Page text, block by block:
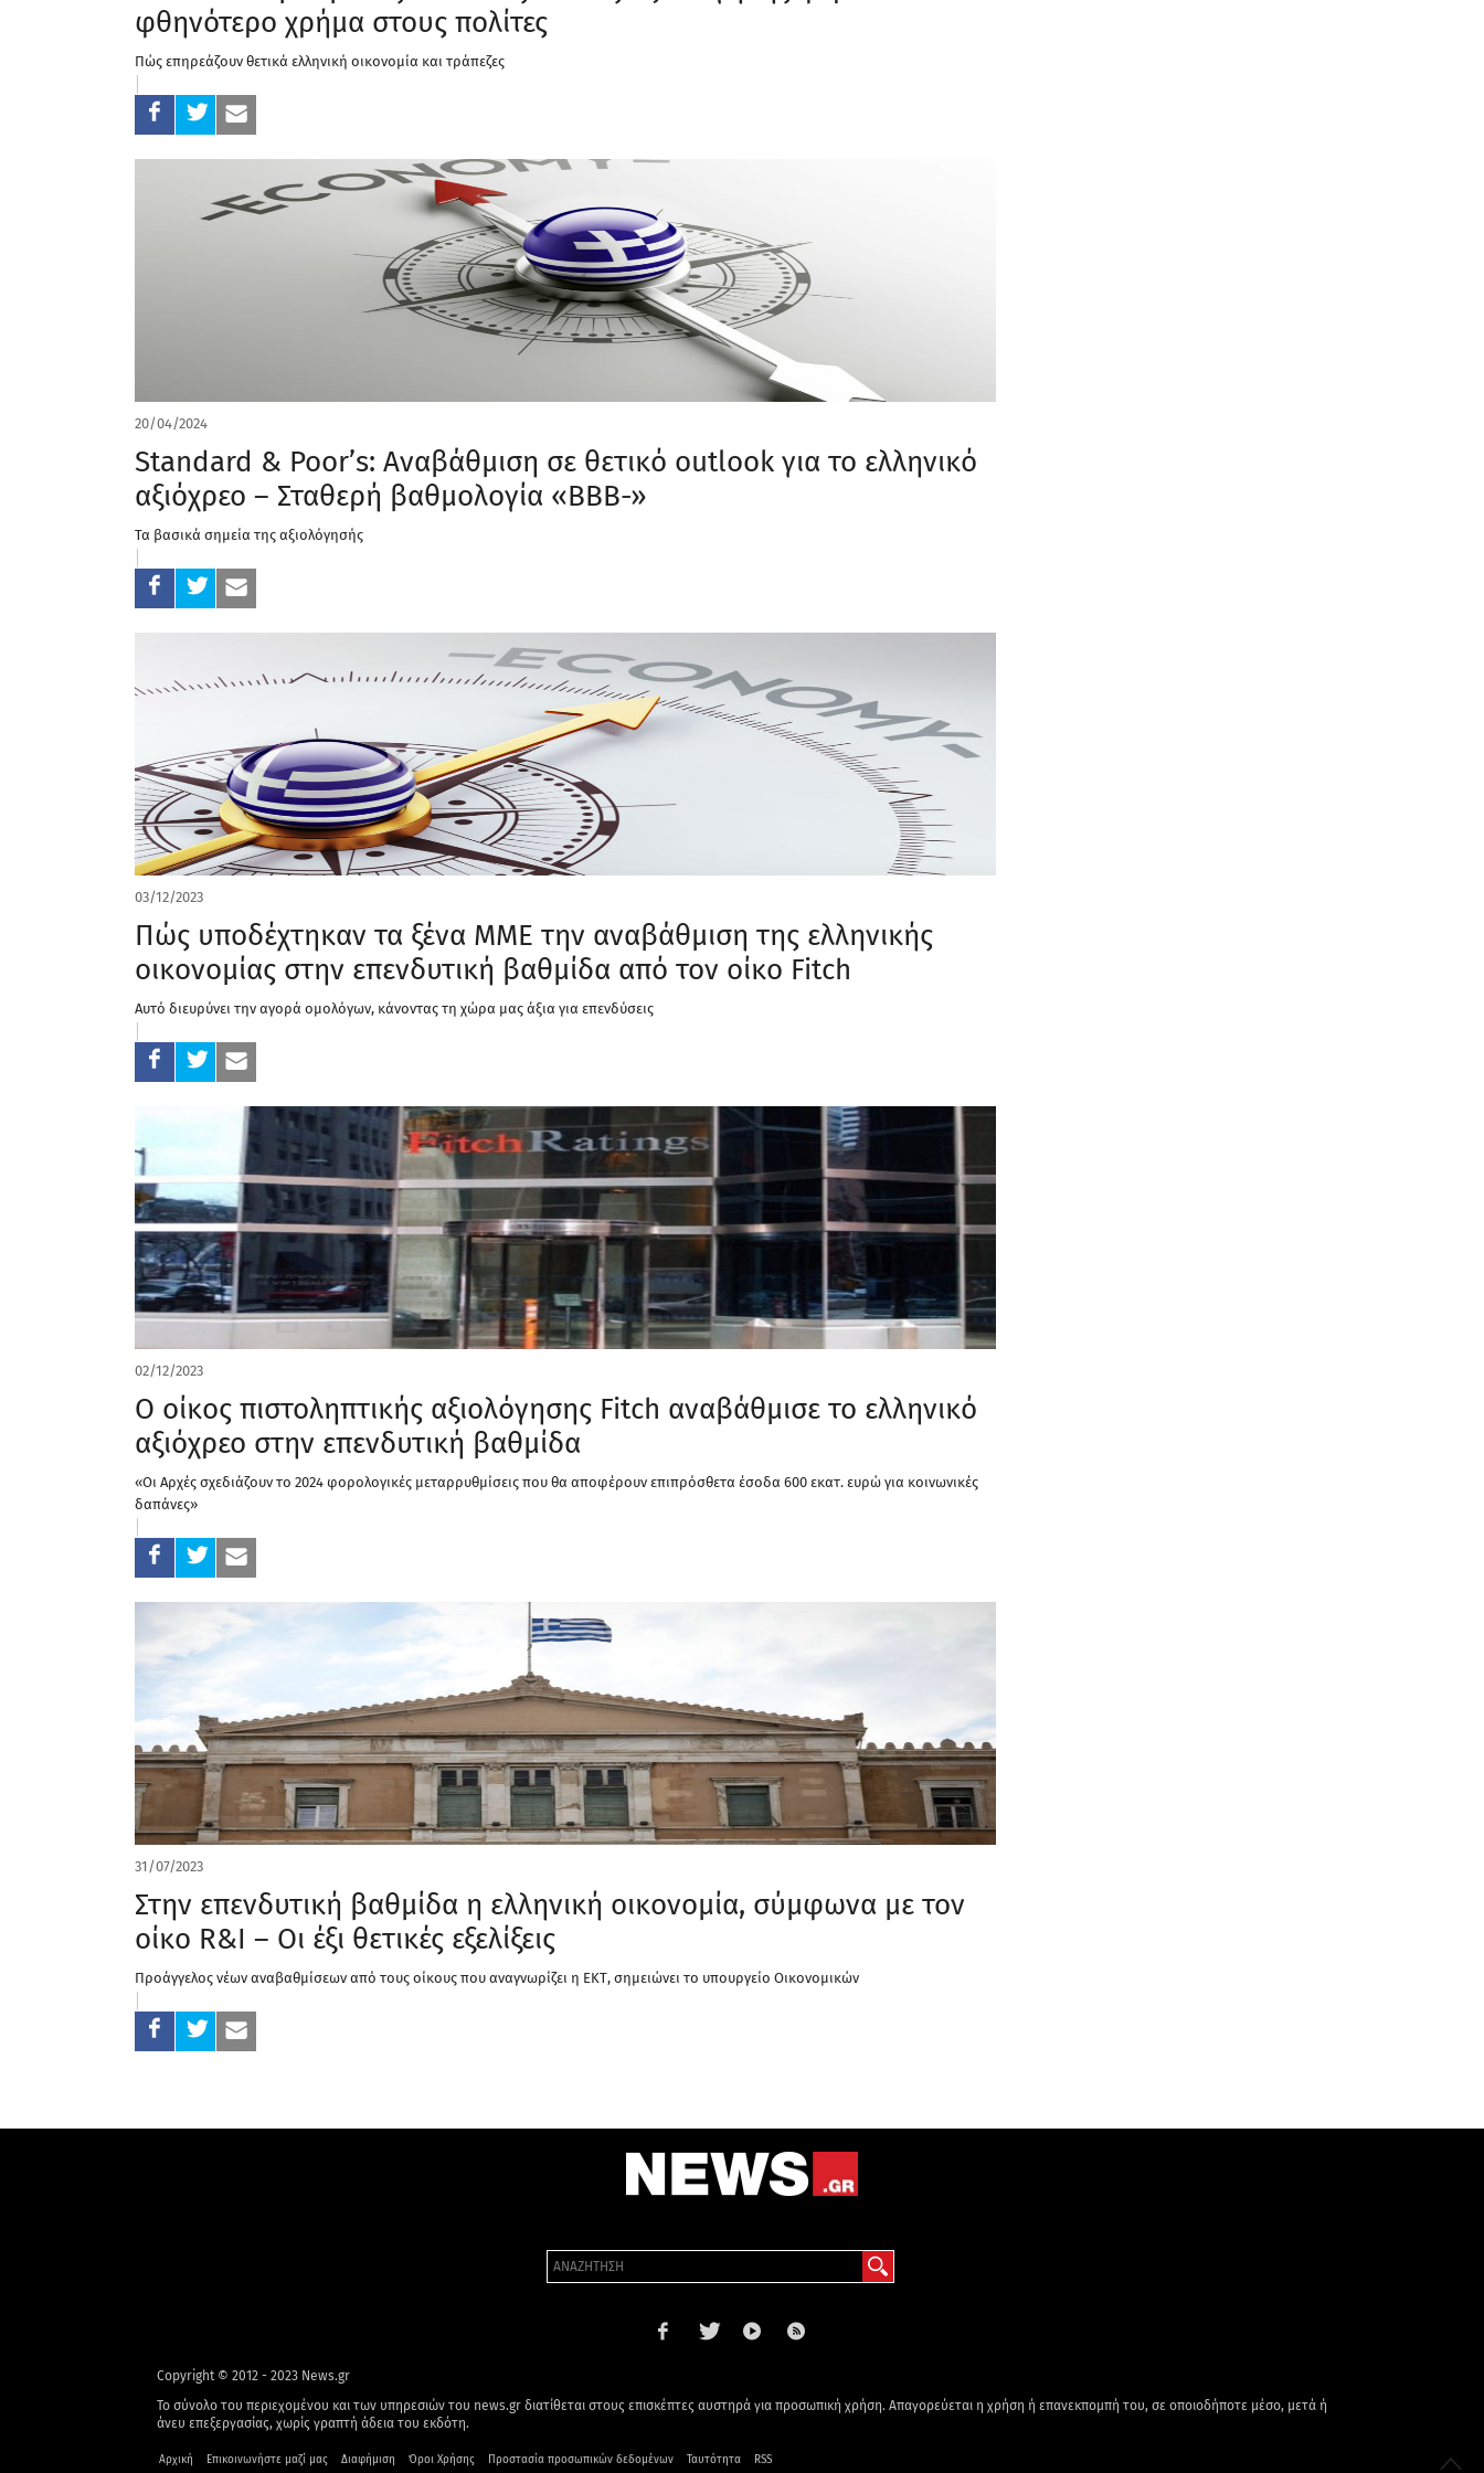
φθηνότερο χρήμα στους πολίτες
Πώς επηρεάζουν θετικά ελληνική οικονομία και τράπεζες
20/04/2024
Standard & Poor’s: Αναβάθμιση σε θετικό outlook για το ελληνικό
αξιόχρεο – Σταθερή βαθμολογία «ΒΒΒ-»
Τα βασικά σημεία της αξιολόγησής
03/12/2023
Πώς υποδέχτηκαν τα ξένα ΜΜΕ την αναβάθμιση της ελληνικής
οικονομίας στην επενδυτική βαθμίδα από τον οίκο Fitch
Αυτό διευρύνει την αγορά ομολόγων, κάνοντας τη χώρα μας άξια για επενδύσεις
02/12/2023
O οίκος πιστοληπτικής αξιολόγησης Fitch αναβάθμισε το ελληνικό
αξιόχρεο στην επενδυτική βαθμίδα
«Οι Αρχές σχεδιάζουν το 2024 φορολογικές μεταρρυθμίσεις που θα αποφέρουν επιπρόσθετα έσοδα 600 εκατ. ευρώ για κοινωνικές
δαπάνες»
31/07/2023
Στην επενδυτική βαθμίδα η ελληνική οικονομία, σύμφωνα με τον
οίκο R&I – Οι έξι θετικές εξελίξεις
Προάγγελος νέων αναβαθμίσεων από τους οίκους που αναγνωρίζει η ΕΚΤ, σημειώνει το υπουργείο Οικονομικών
Copyright © 2012 - 2023 News.gr
Το σύνολο του περιεχομένου και των υπηρεσιών του news.gr διατίθεται στους επισκέπτες αυστηρά για προσωπική χρήση. Απαγορεύεται η χρήση ή επανεκπομπή του, σε οποιοδήποτε μέσο, μετά ή
άνευ επεξεργασίας, χωρίς γραπτή άδεια του εκδότη.
Αρχική Επικοινωνήστε μαζί μας Διαφήμιση Όροι Χρήσης Προστασία προσωπικών δεδομένων Ταυτότητα RSS